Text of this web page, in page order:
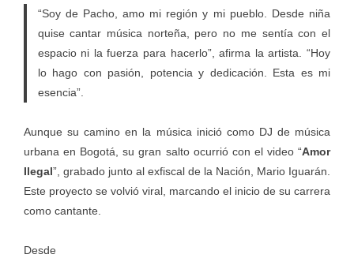
“Soy de Pacho, amo mi región y mi pueblo. Desde niña
quise cantar música norteña, pero no me sentía con el
espacio ni la fuerza para hacerlo”, afirma la artista. “Hoy
lo hago con pasión, potencia y dedicación. Esta es mi
esencia”.
Aunque su camino en la música inició como DJ de música
urbana en Bogotá, su gran salto ocurrió con el video “Amor
Ilegal”, grabado junto al exfiscal de la Nación, Mario Iguarán.
Este proyecto se volvió viral, marcando el inicio de su carrera
como cantante.
Desde